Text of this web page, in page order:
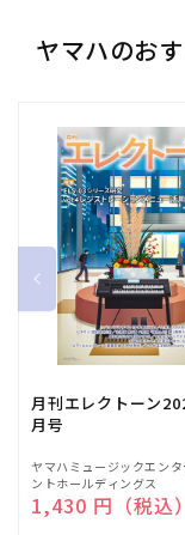
ヤマハのお
月刊エレクトーン
月号
販
売
元:
ヤマハミュージックエン
ントホールディングス
通常価格
1,430 円（税込）